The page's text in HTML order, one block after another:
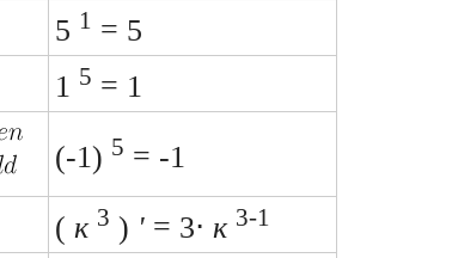
5 1 = 5
1 5 = 1
(-1) 5 = -1
( к 3 ) ' = 3⋅ к 3-1